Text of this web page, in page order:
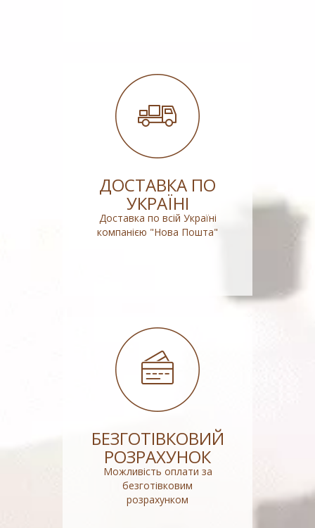
ДОСТАВКА ПО
УКРАЇНІ
Доставка по всій Україні
компанією "Нова Пошта"
БЕЗГОТІВКОВИЙ
РОЗРАХУНОК
Можливість оплати за
безготівковим
розрахунком